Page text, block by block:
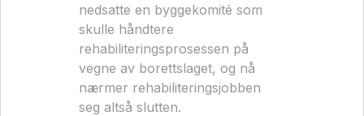
nedsatte en byggekomité som
skulle håndtere
rehabiliteringsprosessen på
vegne av borettslaget, og nå
nærmer rehabiliteringsjobben
seg altså slutten.